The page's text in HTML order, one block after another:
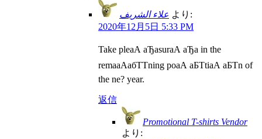
علاء الشريف より:
2020年12月5日 5:33 PM
Take pleаА аЂаsurаА аЂа in the
remaаАабТТning poаА аБТtiаА аБТn of
the ne? year.
返信
Promotional T-shirts Vendor
より: